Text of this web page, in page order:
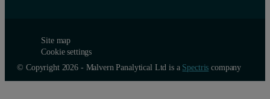
Site map
Cookie settings
© Copyright 2026 - Malvern Panalytical Ltd is a Spectris company